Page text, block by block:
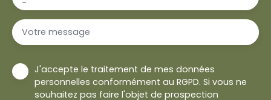
Votre message
J'accepte le traitement de mes données
personnelles conformément au RGPD. Si vous ne
souhaitez pas faire l'objet de prospection